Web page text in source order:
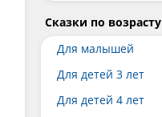
Сказки по возрасту
Для малышей
Для детей 3 лет
Для детей 4 лет